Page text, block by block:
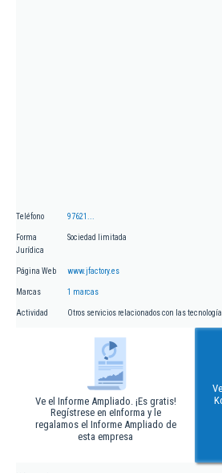
Teléfono 97621...
Forma
Jurídica
Sociedad limitada
Página Web www.jfactory.es
Marcas 1 marcas
Actividad Otros servicios relacionados con las
Ve el Informe Ampliado. ¡Es gratis!
Regístrese en eInforma y le
regalamos el Informe Ampliado de
esta empresa